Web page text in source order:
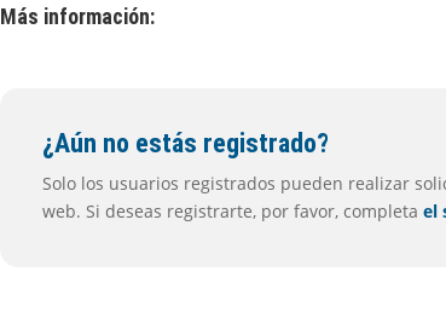
Más información:
¿Aún no estás registrado?
Solo los usuarios registrados pueden realizar
web. Si deseas registrarte, por favor, completael